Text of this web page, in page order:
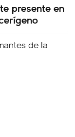
presente en